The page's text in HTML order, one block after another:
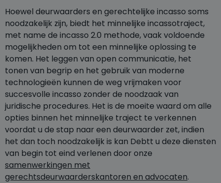
Hoewel deurwaarders en gerechtelijke incasso soms
noodzakelijk zijn, biedt het minnelijke incassotraject,
met name de incasso 2.0 methode, vaak voldoende
mogelijkheden om tot een minnelijke oplossing te
komen. Het leggen van open communicatie, het
tonen van begrip en het gebruik van moderne
technologieën kunnen de weg vrijmaken voor
succesvolle incasso zonder de noodzaak van
juridische procedures. Het is de moeite waard om alle
opties binnen het minnelijke traject te verkennen
voordat u de stap naar een deurwaarder zet, indien
het dan toch noodzakelijk is kan Debtt u deze diensten
van begin tot eind verlenen door onze
samenwerkingen met
gerechtsdeurwaarderskantoren en advocaten.